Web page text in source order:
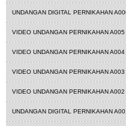
UNDANGAN DIGITAL PERNIKAHAN
VIDEO UNDANGAN PERNIKAHAN A005
VIDEO UNDANGAN PERNIKAHAN A004
VIDEO UNDANGAN PERNIKAHAN A003
VIDEO UNDANGAN PERNIKAHAN A002
UNDANGAN DIGITAL PERNIKAHAN